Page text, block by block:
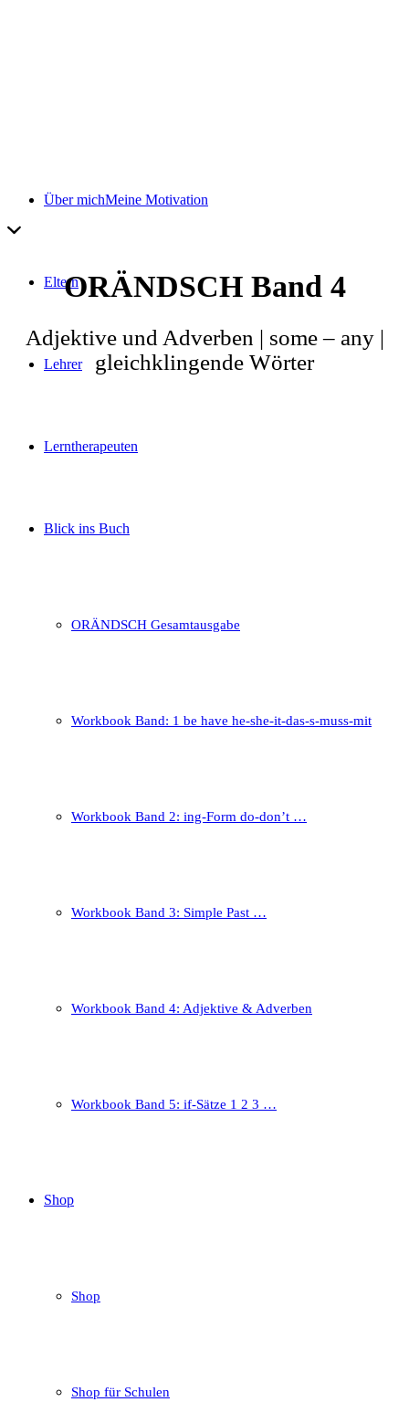
Über michMeine Motivation
Eltern
Lehrer
Lerntherapeuten
Blick ins Buch
ORÄNDSCH Gesamtausgabe
Workbook Band: 1 be have he-she-it-das-s-muss-mit
Workbook Band 2: ing-Form do-don’t …
Workbook Band 3: Simple Past …
Workbook Band 4: Adjektive & Adverben
Workbook Band 5: if-Sätze 1 2 3 …
Shop
Shop
Shop für Schulen
ORÄNDSCH Band 4
Adjektive und Adverben | some – any |
gleichklingende Wörter